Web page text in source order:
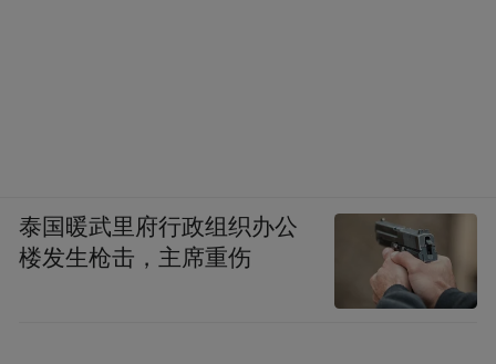
泰国暖武里府行政组织办公
楼发生枪击，主席重伤